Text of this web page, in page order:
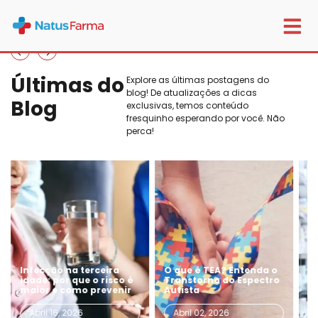
Últimas do
Blog
Explore as últimas postagens do
blog! De atualizações a dicas
exclusivas, temos conteúdo
fresquinho esperando por você. Não
perca!
o risco é
prevenir
O que é TEA? Entenda o
Transtorno do Espectro
Autista
Abril 02, 2026
O papel da
especializada no
cuidado de longo
Março 19, 2026